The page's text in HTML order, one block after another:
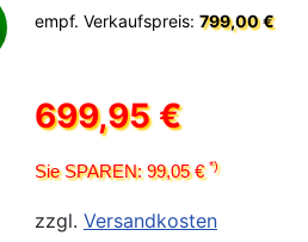
empf. Verkaufspreis: 799,00 €
699,95 €
Sie SPAREN: 99,05 €*)
zzgl. Versandkosten